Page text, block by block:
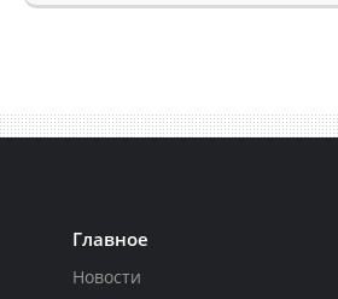
Главное
Новости